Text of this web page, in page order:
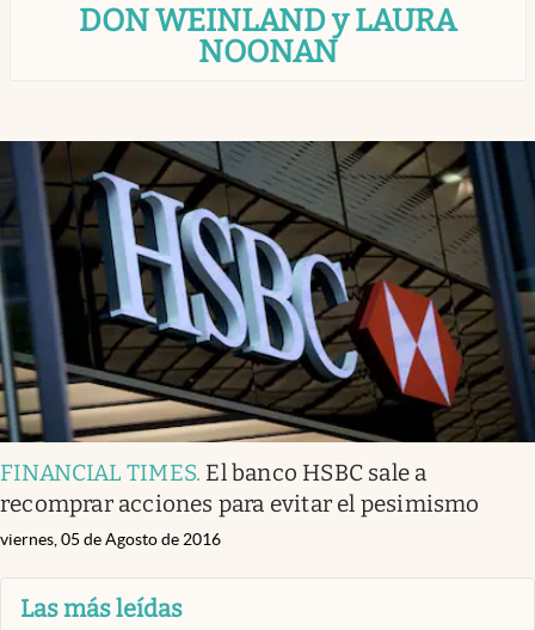
Infotechnology
Mundial 2026
Eventos Corporativos
El Cronista Studio
Mediakit
abre en nueva pestaña
Argentina
DON WEINLAND y LAURA
NOONAN
FINANCIAL TIMES. El banco HSBC sale a
recomprar acciones para evitar el pesimismo
viernes, 05 de Agosto de 2016
Las más leídas